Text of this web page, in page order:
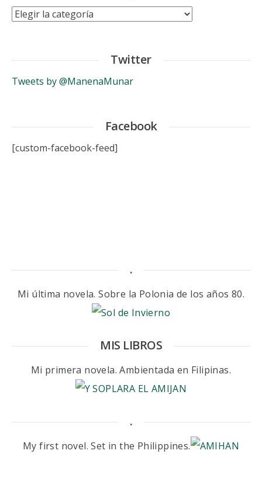
Categorías
Twitter
Tweets by @ManenaMunar
Facebook
[custom-facebook-feed]
.
Mi última novela. Sobre la Polonia de los años 80.
MIS LIBROS
Mi primera novela. Ambientada en Filipinas.
.
My first novel. Set in the Philippines.